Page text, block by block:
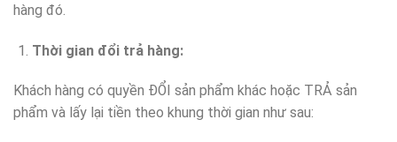
hàng đó.
Thời gian đổi trả hàng:
Khách hàng có quyền ĐỔI sản phẩm khác hoặc TRẢ sản
phẩm và lấy lại tiền theo khung thời gian như sau: